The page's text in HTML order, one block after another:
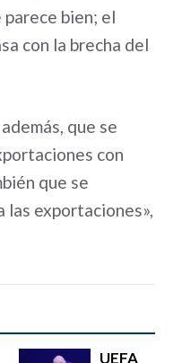
parece bien; el
con la brecha del
que se
con
que se
exportaciones»,
UEFA